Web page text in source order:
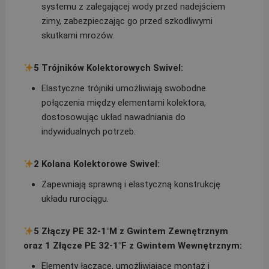
systemu z zalegającej wody przed nadejściem
zimy, zabezpieczając go przed szkodliwymi
skutkami mrozów.
5 Trójników Kolektorowych Swivel:
Elastyczne trójniki umożliwiają swobodne
połączenia między elementami kolektora,
dostosowując układ nawadniania do
indywidualnych potrzeb.
2 Kolana Kolektorowe Swivel:
Zapewniają sprawną i elastyczną konstrukcję
układu rurociągu.
5 Złączy PE 32-1″M z Gwintem Zewnętrznym
oraz 1 Złącze PE 32-1″F z Gwintem Wewnętrznym:
Elementy łączące, umożliwiające montaż i